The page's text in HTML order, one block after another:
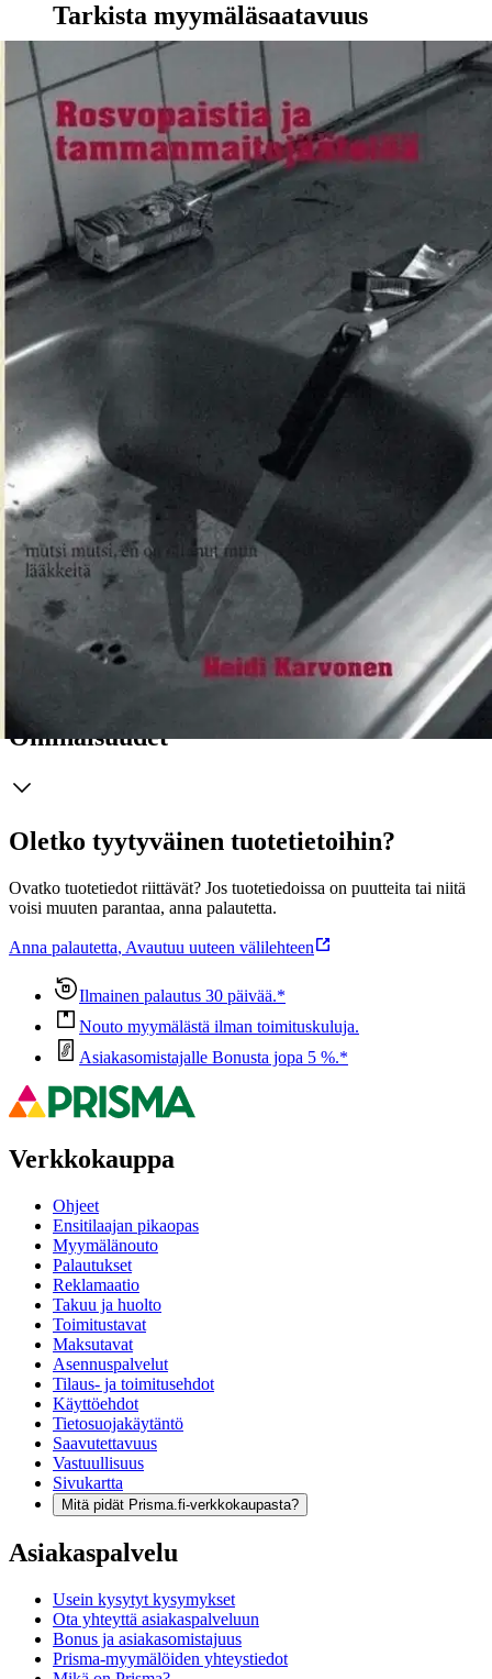
Tarkista myymäläsaatavuus
Ei saatavilla
Tuotekuvaus
Syntyykö vankilassa sekasorto ja kapina, kun Masa vapauttaa
keskellä yötä vangit selleistään? Vankila-apulaisena työskentelevä
Raija on murhannut vankilan johtajan ja paljastuu rikollisliigan
pomoksi. Miljoonaryöstön jäljiltä liikkeen takahuoneesta löytyy
kuolleena kummallinen huuliharppumies. Oikeustieteen tohtori
Velilä sortuu häiriköimään pulituurina sählättyään asiakkaansa
toimeksiannon.
Innokas toimittaja lähettää kännipäissään
paikallislehteen vankilaa koskevan uutisankan, joka päätyy
etusivulle. Kupoli tulee vankilassa uskoon ja valjastetaan
suihkukäsittelyn jälkeen vankien peräluukkumuuliksi. Patelle
valmistellaan 1 % yrittäjäsopimusta ja Mölli pullistelee siviilissä
ottopojilleen olevansa mahtavampi kuin Paavo Lipponen.
Miljoonasaalis katoaa ryöstäjiltä, eikä rikollisliigan suunnitelma taida
muutenkaan olla täysin vedenpitävä. Vankilassa vallitsee tiukka kuri
ja hierarkia, mutta kuinka karkurit pärjäävät siviilissä? Kenen paikka
on vankilassa ja kenen siviilissä? Rosvopaistia ja
tammanmaitojäätelöä on Heidi Karvosen esikoisteos Yhden päivän
aikana syntynyt tarina.
tuotekuvausta
Ominaisuudet
Oletko tyytyväinen tuotetietoihin?
Ovatko tuotetiedot riittävät? Jos tuotetiedoissa on puutteita tai niitä
voisi muuten parantaa, anna palautetta.
Anna palautetta, Avautuu uuteen välilehteen
Ilmainen palautus 30 päivää.*
Nouto myymälästä ilman toimituskuluja.
Asiakasomistajalle Bonusta jopa 5 %.*
Verkkokauppa
Ohjeet
Ensitilaajan pikaopas
Myymälänouto
Palautukset
Reklamaatio
Takuu ja huolto
Toimitustavat
Maksutavat
Asennuspalvelut
Tilaus- ja toimitusehdot
Käyttöehdot
Tietosuojakäytäntö
Saavutettavuus
Vastuullisuus
Sivukartta
Mitä pidät Prisma.fi-verkkokaupasta?
Asiakaspalvelu
Usein kysytyt kysymykset
Ota yhteyttä asiakaspalveluun
Bonus ja asiakasomistajuus
Prisma-myymälöiden yhteystiedot